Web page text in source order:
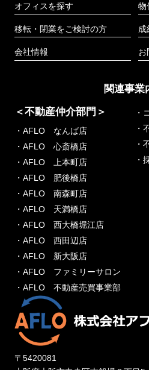
オフィスを探す
移転・閉業をご検討の方
会社情報
物
成
お
関連事業
＜不動産仲介部門＞
・AFLO なんば店
・AFLO 心斎橋店
・AFLO 上本町店
・AFLO 肥後橋店
・AFLO 南森町店
・AFLO 天満橋店
・AFLO 西大橋堀江店
・AFLO 西田辺店
・AFLO 新大阪店
・AFLO ファミリーサロン
・AFLO 不動産売買事業部
・
・
・
・
〒5420081